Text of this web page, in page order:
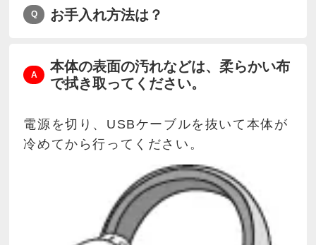
お手入れ方法は？
本体の表面の汚れなどは、柔らかい布
で拭き取ってください。
電源を切り、USBケーブルを抜いて本体が
冷めてから行ってください。